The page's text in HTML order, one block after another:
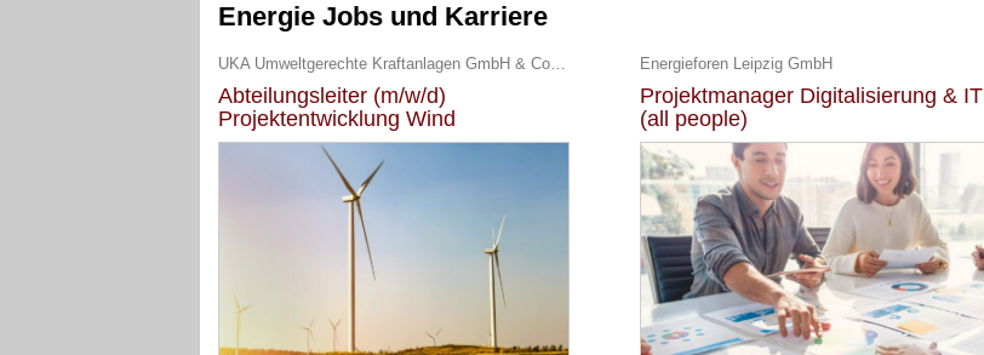
Energie Jobs und Karriere
UKA Umweltgerechte Kraftanlagen GmbH & Co. KG
Abteilungsleiter (m/w/d)
Projektentwicklung Wind
Energieforen Leipzig GmbH
Projektmanager Digitalisierung & IT
(all people)